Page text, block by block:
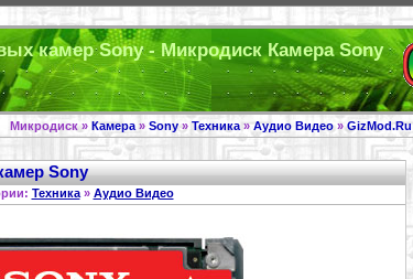
камер Sony - Микродиск Камера Sony
Микродиск » Камера» Sony» Техника»Аудио Видео»GizMod.Ru
Sony
Техника» Аудио Видео